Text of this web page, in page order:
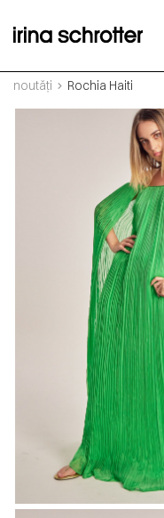
noutăți Rochia Haiti